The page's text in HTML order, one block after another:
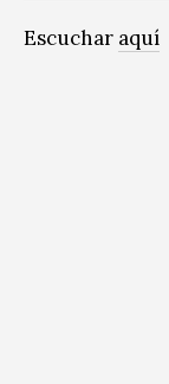
Escuchar aquí